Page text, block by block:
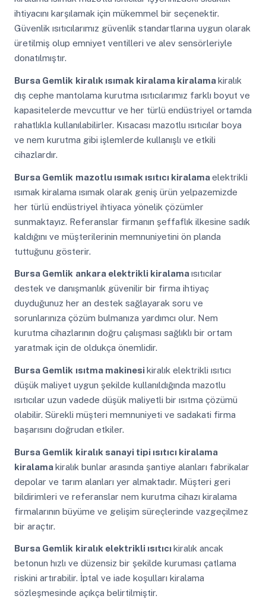
ihtiyacını karşılamak için mükemmel bir seçenektir.
Güvenlik ısıtıcılarımız güvenlik standartlarına uygun olarak
üretilmiş olup emniyet ventilleri ve alev sensörleriyle
donatılmıştır.
Bursa Gemlik kiralık ısımak kiralama kiralamakiralık
dış cephe mantolama kurutma ısıtıcılarımız farklı boyut ve
kapasitelerde mevcuttur ve her türlü endüstriyel ortamda
rahatlıkla kullanılabilirler. Kısacası mazotlu ısıtıcılar boya
ve nem kurutma gibi işlemlerde kullanışlı ve etkili
cihazlardır.
Bursa Gemlik mazotlu ısımak ısıtıcı kiralamaelektrikli
ısımak kiralama ısımak olarak geniş ürün yelpazemizde
her türlü endüstriyel ihtiyaca yönelik çözümler
sunmaktayız. Referanslar firmanın şeffaflık ilkesine sadık
kaldığını ve müşterilerinin memnuniyetini ön planda
tuttuğunu gösterir.
Bursa Gemlik ankara elektrikli kiralamaısıtıcılar
destek ve danışmanlık güvenilir bir firma ihtiyaç
duyduğunuz her an destek sağlayarak soru ve
sorunlarınıza çözüm bulmanıza yardımcı olur. Nem
kurutma cihazlarının doğru çalışması sağlıklı bir ortam
yaratmak için de oldukça önemlidir.
Bursa Gemlik ısıtma makinesikiralık elektrikli ısıtıcı
düşük maliyet uygun şekilde kullanıldığında mazotlu
ısıtıcılar uzun vadede düşük maliyetli bir ısıtma çözümü
olabilir. Sürekli müşteri memnuniyeti ve sadakati firma
başarısını doğrudan etkiler.
Bursa Gemlik kiralık sanayi tipi ısıtıcı kiralama
kiralamakiralık bunlar arasında şantiye alanları fabrikalar
depolar ve tarım alanları yer almaktadır. Müşteri geri
bildirimleri ve referanslar nem kurutma cihazı kiralama
firmalarının büyüme ve gelişim süreçlerinde vazgeçilmez
bir araçtır.
Bursa Gemlik kiralık elektrikli ısıtıcıkiralık ancak
betonun hızlı ve düzensiz bir şekilde kuruması çatlama
riskini artırabilir. İptal ve iade koşulları kiralama
sözleşmesinde açıkça belirtilmiştir.